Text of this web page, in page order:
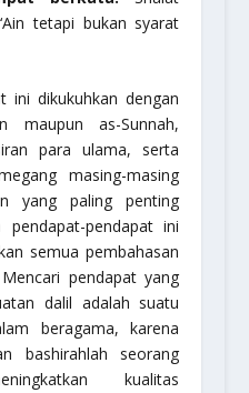
tetapi bukan syarat
ini dikukuhkan dengan
maupun as-Sunnah,
para ulama, serta
masing-masing
yang paling penting
pendapat ini
semua pembahasan
pendapat yang
dalil adalah suatu
beragama, karena
bashirahlah seorang
kualitas